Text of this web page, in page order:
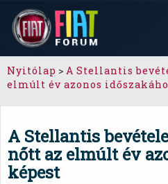
Nyitólap > A Stellantis
elmúlt év azonos
A Stellantis
nőtt az elmúlt év
képest